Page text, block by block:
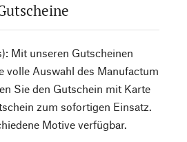
Mit unseren Gutscheinen
volle Auswahl des Manufactum
Sie den Gutschein mit Karte
zum sofortigen Einsatz.
Motive verfügbar.